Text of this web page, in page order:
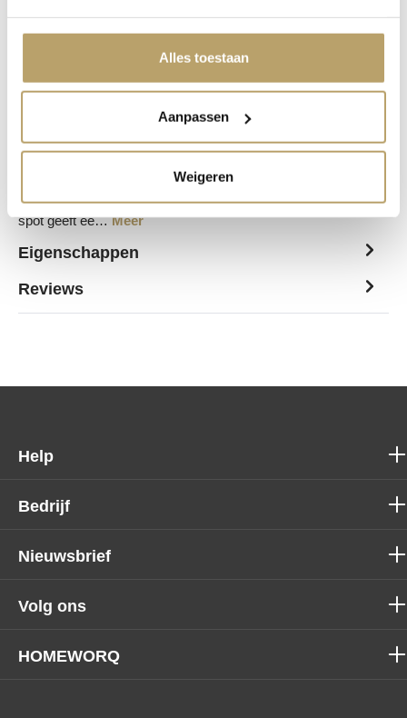
Alles toestaan
Aanpassen
Weigeren
Beschrijving
Deze complete set bestaat uit drie cora emotion inbouw led
spots en een trafo met touch opbouwdimmer. Deze LED-
spot geeft ee…Meer
Eigenschappen
Reviews
Volg ons
HOMEWORQ
Nieuwsbrief
Help
Bedrijf